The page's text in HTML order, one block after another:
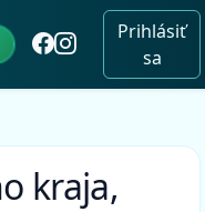
Prihlásiť
sa
kraja,